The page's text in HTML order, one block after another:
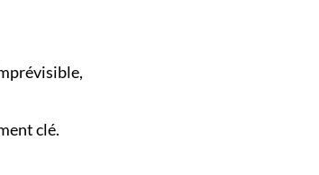
clé.